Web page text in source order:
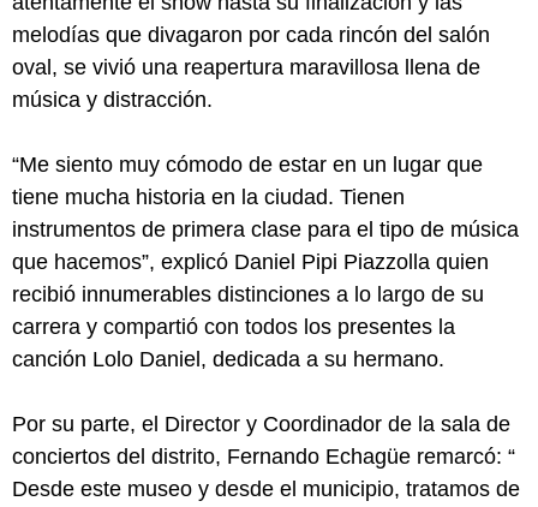
melodías que divagaron por cada rincón del salón
oval, se vivió una reapertura maravillosa llena de
música y distracción.
“Me siento muy cómodo de estar en un lugar que
tiene mucha historia en la ciudad. Tienen
instrumentos de primera clase para el tipo de música
que hacemos”, explicó Daniel Pipi Piazzolla quien
recibió innumerables distinciones a lo largo de su
carrera y compartió con todos los presentes la
canción Lolo Daniel, dedicada a su hermano.
Por su parte, el Director y Coordinador de la sala de
conciertos del distrito, Fernando Echagüe remarcó: “
Desde este museo y desde el municipio, tratamos de